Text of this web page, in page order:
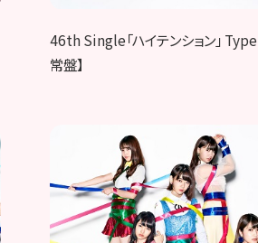
46th Single「ハイテンション」 Type
常盤】